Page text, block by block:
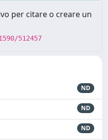
per citare o creare un
512457
ND
ND
ND